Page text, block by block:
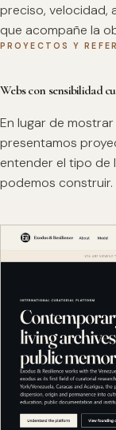
preciso, velocidad,
que acompañe la
PROYECTOS Y
Webs con sensibilidad
En lugar de
presentamos
entender el tipo de
podemos construir.